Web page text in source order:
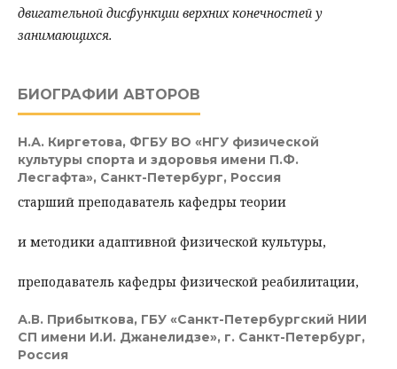
двигательной дисфункции верхних конечностей у
занимающихся.
БИОГРАФИИ АВТОРОВ
Н.А. Киргетова, ФГБУ ВО «НГУ физической
культуры спорта и здоровья имени П.Ф.
Лесгафта», Санкт-Петербург, Россия
старший преподаватель кафедры теории
и методики адаптивной физической культуры,
преподаватель кафедры физической реабилитации,
А.В. Прибыткова, ГБУ «Санкт-Петербургский НИИ
СП имени И.И. Джанелидзе», г. Санкт-Петербург,
Россия